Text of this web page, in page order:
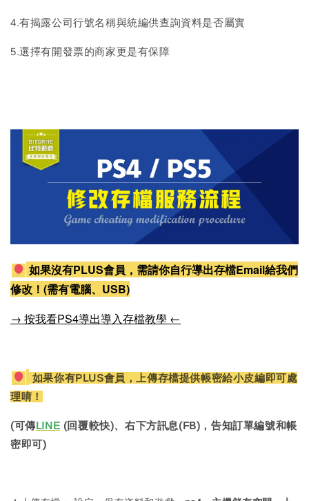
4.有揭露公司行號名稱與統編供查詢資料是否屬實
5.選擇有開發票的商家更是有保障
如果沒有PLUS會員，需請你自行導出存檔Email給我們
修改！(需有電腦、USB)
→ 按我看PS4導出導入存檔教學 ←
如果你有PLUS會員，上傳存檔提供帳密給小皮編即可處
理唷！
(可傳LINE (回覆較快)、右下方訊息(FB)，告知訂單編號和帳
密即可)